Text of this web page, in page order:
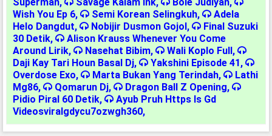
Wish You Ep 6, Semi Korean Selingkuh,
Adela
Helo Dangdut, Nobijir Dusmon Gojol,
Final Suzuki
30 Detik,
Alison Krauss Whenever You Come
Around Lirik, Nasehat Bibim, Wali Koplo Full,
Daji Kay Tari Houn Basal Dj, Yakshini Episode 41,
Overdose Exo, Marta Bukan Yang Terindah,
Lathi
Mg86, Qomarun Dj, Dragon Ball Z Opening,
Pidio Piral 60 Detik,
Ayub Pruh Https Is Gd
Videosviralgdycu7ozwgh360,